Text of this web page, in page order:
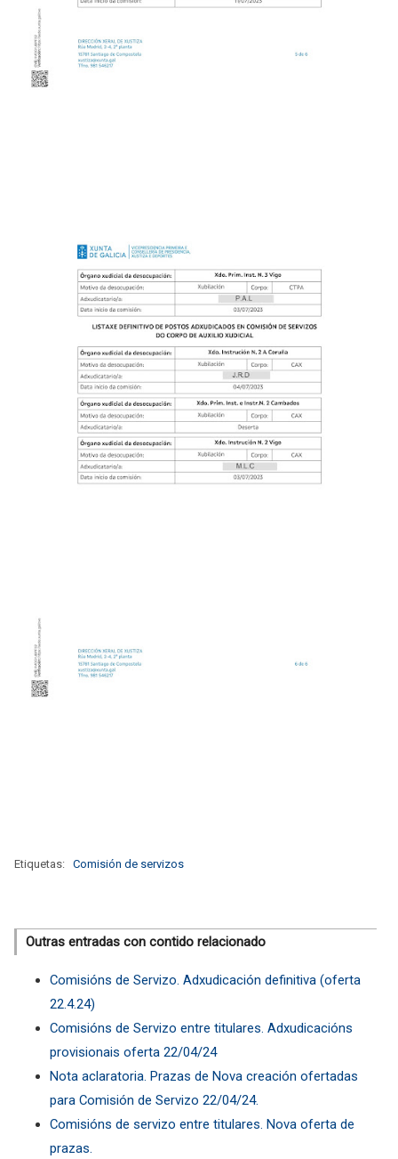
Etiquetas: Comisión de servizos
Outras entradas con contido relacionado
Comisións de Servizo. Adxudicación definitiva (oferta
22.4.24)
Comisións de Servizo entre titulares. Adxudicacións
provisionais oferta 22/04/24
Nota aclaratoria. Prazas de Nova creación ofertadas
para Comisión de Servizo 22/04/24.
Comisións de servizo entre titulares. Nova oferta de
prazas.